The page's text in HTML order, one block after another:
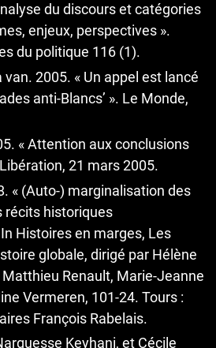
du discours et catégories
enjeux, perspectives ».
du politique 116 (1).
2005. « Un appel est lancé
anti-Blancs’ ». Le Monde,
« Attention aux conclusions
21 mars 2005.
« (Auto-) marginalisation des
récits historiques
Histoires en marges, Les
globale, dirigé par Hélène
Renault, Marie-Jeanne
Vermeren, 101-24. Tours :
François Rabelais.
Keyhani, et Cécile